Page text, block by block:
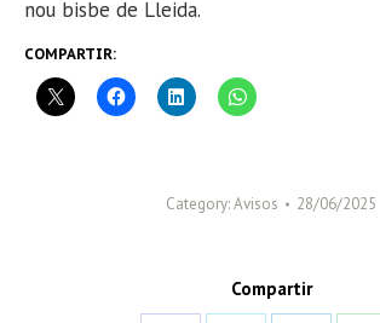
nou bisbe de Lleida.
COMPARTIR:
Category:Avisos 28/06/2025
Compartir